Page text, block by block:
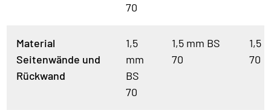
70
Material
Seitenwände und
Rückwand
1,5
mm
BS
70
1,5 mm BS
70
1,5
70